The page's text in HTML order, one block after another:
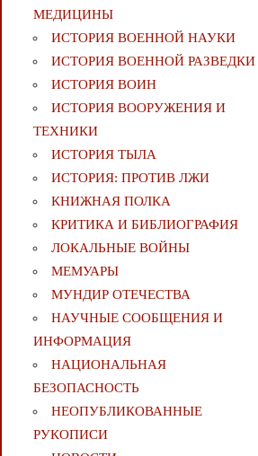
МЕДИЦИНЫ
ИСТОРИЯ ВОЕННОЙ НАУКИ
ИСТОРИЯ ВОЕННОЙ РАЗВЕДКИ
ИСТОРИЯ ВОИН
ИСТОРИЯ ВООРУЖЕНИЯ И
ТЕХНИКИ
ИСТОРИЯ ТЫЛА
ИСТОРИЯ: ПРОТИВ ЛЖИ
КНИЖНАЯ ПОЛКА
КРИТИКА И БИБЛИОГРАФИЯ
ЛОКАЛЬНЫЕ ВОЙНЫ
МЕМУАРЫ
МУНДИР ОТЕЧЕСТВА
НАУЧНЫЕ СООБЩЕНИЯ И
ИНФОРМАЦИЯ
НАЦИОНАЛЬНАЯ
БЕЗОПАСНОСТЬ
НЕОПУБЛИКОВАННЫЕ
РУКОПИСИ